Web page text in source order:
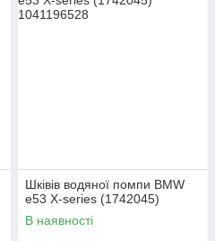
Шківів водяної помпи BMW
e53 X-series (1742045)
В наявності